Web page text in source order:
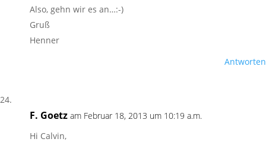
Also, gehn wir es an…:-)
Gruß
Henner
Antworten
F. Goetz am Februar 18, 2013 um 10:19 a.m.
Hi Calvin,